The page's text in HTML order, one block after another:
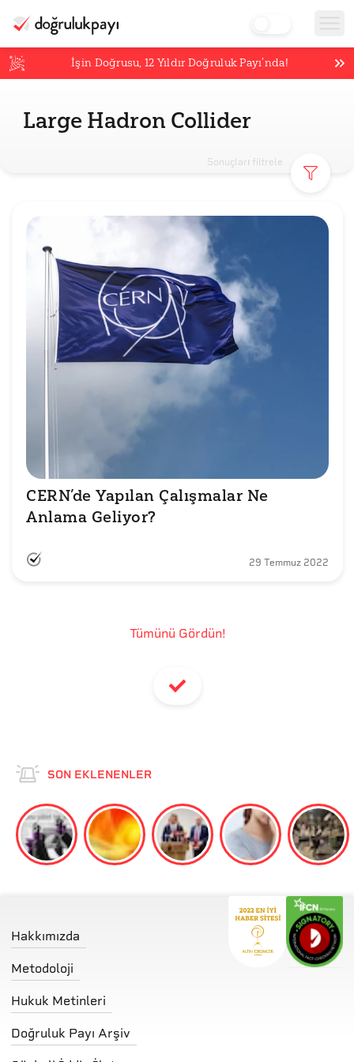
İşin Doğrusu,12 Yıldır Doğruluk Payı’nda!
Large Hadron Collider
Sonuçları filtrele
CERN’de Yapılan Çalışmalar Ne
Anlama Geliyor?
29 Temmuz 2022
Tümünü Gördün!
SON EKLENENLER
Hakkımızda
Metodoloji
Hukuk Metinleri
Doğruluk Payı Arşiv